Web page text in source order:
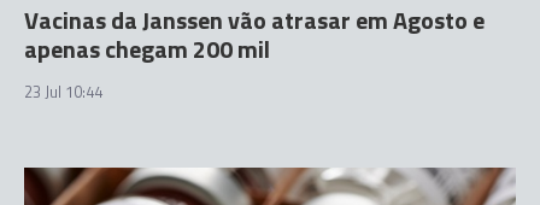
Vacinas da Janssen vão atrasar em Agosto e
apenas chegam 200 mil
23 Jul 10:44